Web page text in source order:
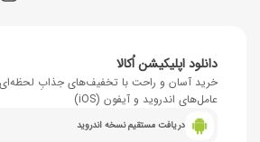
دانلود اپلیکیشن اُکالا
خرید آسان و راحت با تخفیف‌های جذابِ لحظه‌ای،
عامل‌های اندروید و آیفون (iOS)
دریافت مستقیم نسخه اندروید